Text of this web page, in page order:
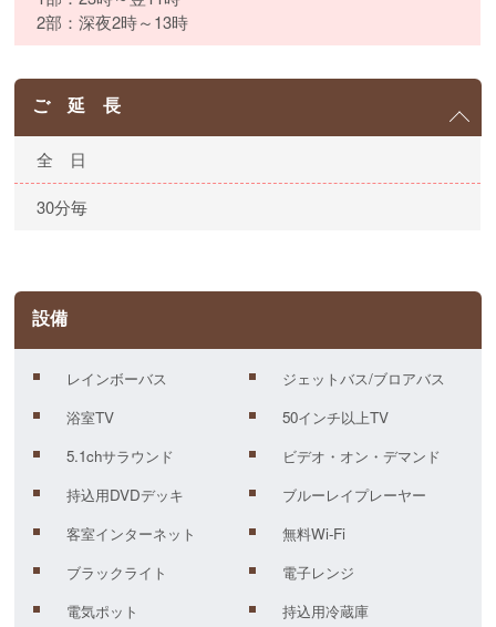
2部：深夜2時～13時
ご 延 長
全 日
30分毎
設備
レインボーバス
ジェットバス/ブロアバス
浴室TV
50インチ以上TV
5.1chサラウンド
ビデオ・オン・デマンド
持込用DVDデッキ
ブルーレイプレーヤー
客室インターネット
無料Wi-Fi
ブラックライト
電子レンジ
電気ポット
持込用冷蔵庫